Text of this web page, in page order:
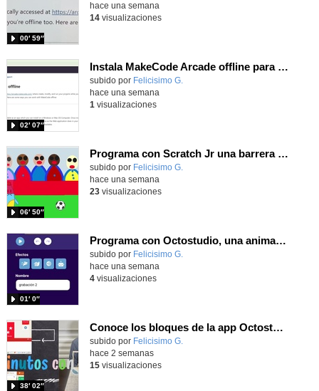
00′ 59″
hace una semana
14visualizaciones
Instala MakeCode Arcade offline para programar grandes juegos sin necesidad de Internet
Contenido educativo.
subido por Felicisimo G.
02′ 07″
hace una semana
1 visualizaciones
Programa con Scratch Jr una barrera que se desplaza para dar sensación de movimiento
Contenido educativo.
subido por Felicisimo G.
06′ 50″
hace una semana
23visualizaciones
Programa con Octostudio, una animación utilizando la cámara para una foto y audio y texto para comunicar.
Contenido educativo.
subido por Felicisimo G.
01′ 0″
hace una semana
4visualizaciones
Conoce los bloques de la app Octostudio, gratuito, offline y para tu tablet y móvil - Contenido educativo
Contenido educativo.
subido por Felicisimo G.
38′ 02″
hace 2 semanas
15visualizaciones